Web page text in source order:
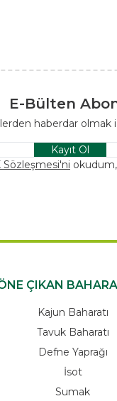
E-Bülten
haberdar
Kayıt Ol
Sözleşmesi'ni
ÇIKAN
Kajun Baharatı
Tavuk Baharatı
Defne Yaprağı
İsot
Sumak